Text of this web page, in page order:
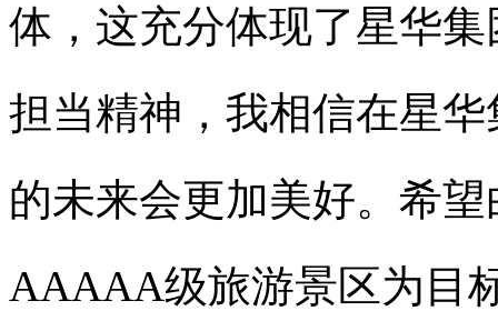
体，这充分体现了星华
担当精神，我相信在星
的未来会更加美好。希
AAAAA级旅游景区为目